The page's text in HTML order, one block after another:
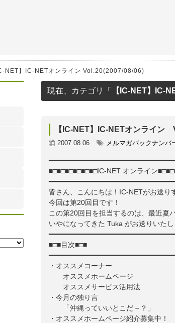
NET】IC-NETオンライン Vol.20(2007/08/06)
現在、カテゴリ「 【IC-NET】IC-
【IC-NET】IC-NETオンライン
2007.08.06 メルマガバックナンバ
■□■□■□■□■□■□IC-NET オンライン
皆さん、こんにちは！IC-NETがお送り
今回は第20回目です！
この第20回目を担当するのは、最近夏
いやになってきた Tuka がお送りいたし
■□■目次■□■
・オススメコーナー
オススメホームページ
オススメサービス活用法
・今月の独り言
「沖縄っていいとこだ～？」
・オススメホームページ紹介募集中！